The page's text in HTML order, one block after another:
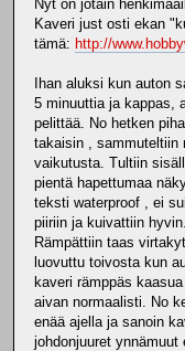
Nyt on jotain
Kaveri just osti ekan
tämä: http://
Ihan aluksi kun auton
5 minuuttia ja kappas,
pelittää. No hetken
takaisin , sammuteltiin
vaikutusta. Tultiin
pientä hapettumaa
teksti waterproof , ei
piiriin ja kuivattiin
Rämpättiin taas
luovuttu toivosta kun
kaveri rämppäs
aivan normaalisti. No
enää ajella ja sanoin
johdonjuuret